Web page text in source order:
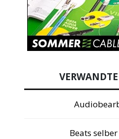
Beats